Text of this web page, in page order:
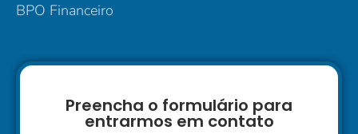
BPO Financeiro
Preencha o formulário para
entrarmos em contato